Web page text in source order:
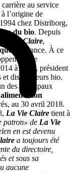
au service
l’origine de
chez Distriborg,
du bio. Depuis
La Vie Claire,
en France. À ce
de
à 2018, président
et distributeurs bio.
des principaux
alimentation
au 30 avril 2018.
La Vie Claire tient à
patron» de La Vie
en est devenu
a toujours été
du directoire,
et sous sa
aucune